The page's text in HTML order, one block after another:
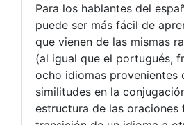
Para los hablantes del
puede ser más fácil de
que vienen de las mismas
(al igual que el portugués,
ocho idiomas provenientes
similitudes en la
estructura de las oraciones